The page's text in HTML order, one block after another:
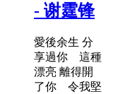
- 谢霆锋
愛後余生 分
享過你 這種
漂亮 離得開
了你 令我堅